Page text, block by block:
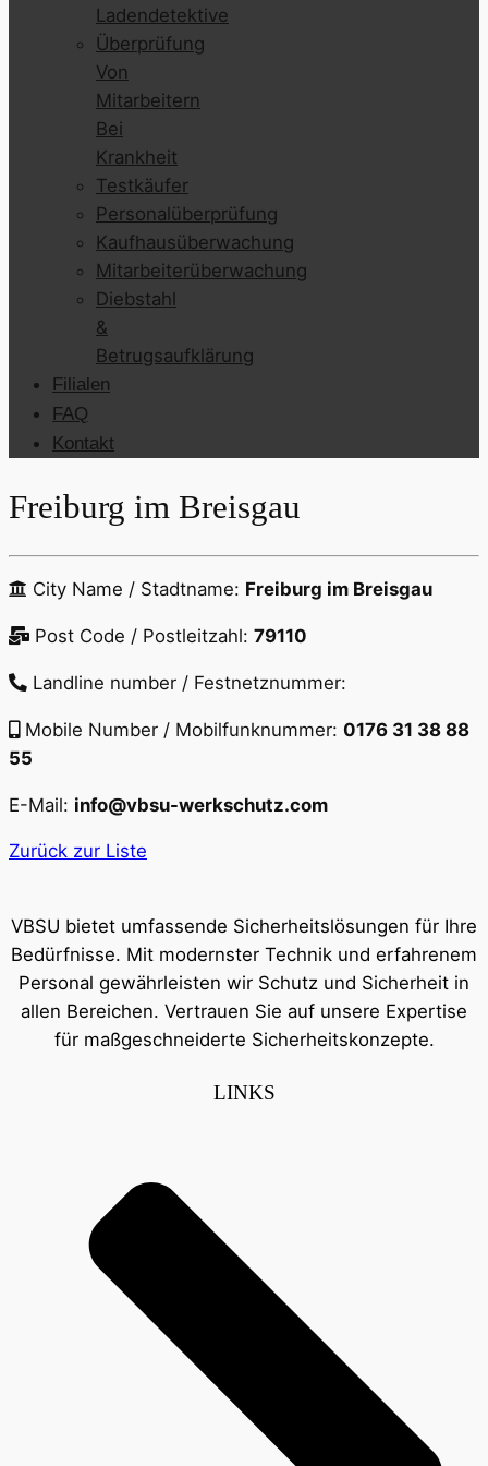
Ladendetektive
Überprüfung
Von
Mitarbeitern
Bei
Krankheit
Testkäufer
Personalüberprüfung
Kaufhausüberwachung
Mitarbeiterüberwachung
Diebstahl
&
Betrugsaufklärung
Filialen
FAQ
Kontakt
Freiburg im Breisgau
City Name / Stadtname: Freiburg im Breisgau
Post Code / Postleitzahl: 79110
Landline number / Festnetznummer:
Mobile Number / Mobilfunknummer: 0176 31 38 88
55
E-Mail: info@vbsu-werkschutz.com
Zurück zur Liste
VBSU bietet umfassende Sicherheitslösungen für Ihre
Bedürfnisse. Mit modernster Technik und erfahrenem
Personal gewährleisten wir Schutz und Sicherheit in
allen Bereichen. Vertrauen Sie auf unsere Expertise
für maßgeschneiderte Sicherheitskonzepte.
LINKS